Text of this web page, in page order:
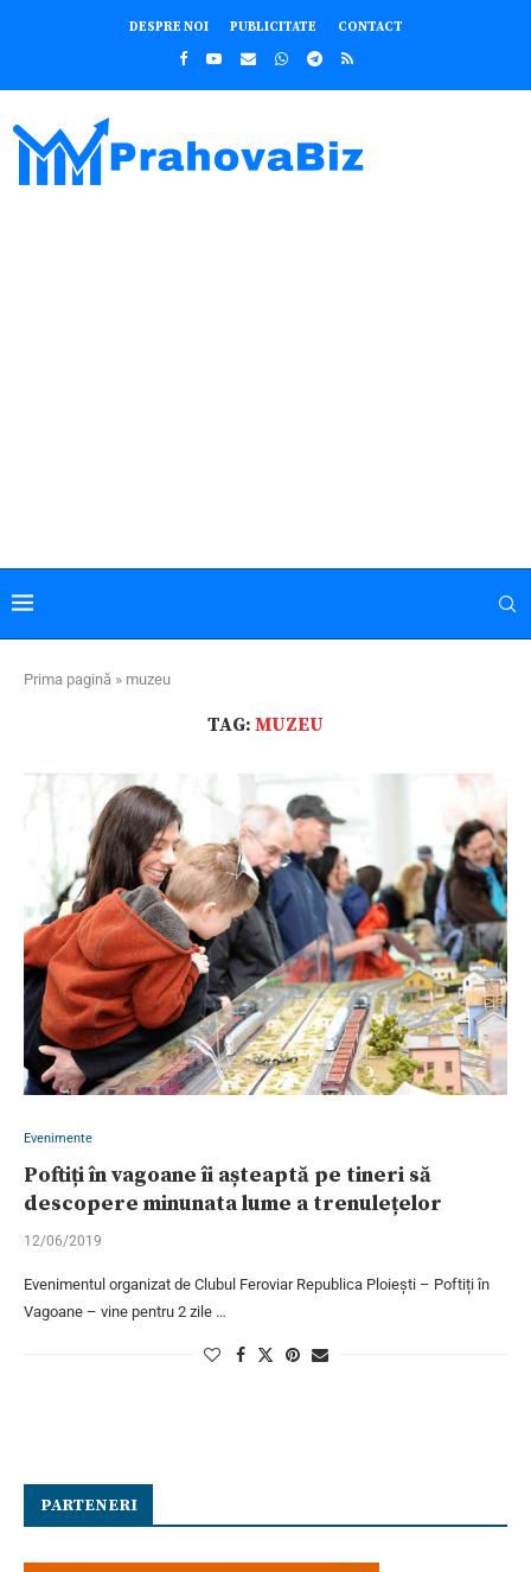
DESPRE NOI PUBLICITATE CONTACT
Prima pagină » muzeu
TAG: MUZEU
Evenimente
Poftiți în vagoane îi așteaptă pe tineri să
descopere minunata lume a trenulețelor
12/06/2019
Evenimentul organizat de Clubul Feroviar Republica Ploiești – Poftiți în
Vagoane – vine pentru 2 zile …
PARTENERI